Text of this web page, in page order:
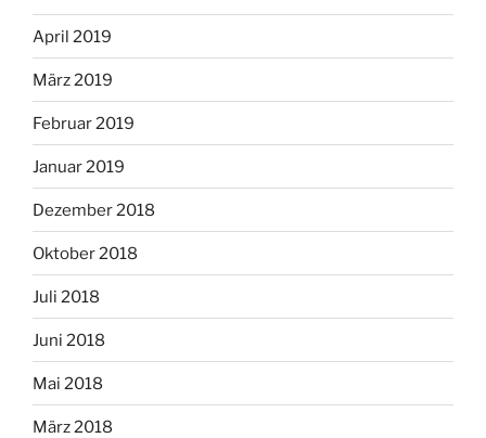
April 2019
März 2019
Februar 2019
Januar 2019
Dezember 2018
Oktober 2018
Juli 2018
Juni 2018
Mai 2018
März 2018